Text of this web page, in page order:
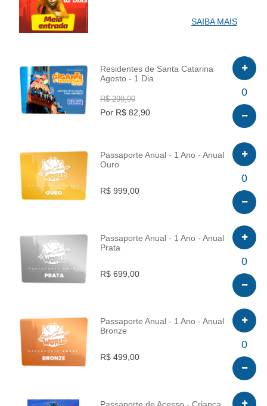
INFO
SAIBA MAIS
INFO
Residentes de Santa Catarina
Agosto - 1 Dia
R$ 299,90
Por R$ 82,90
0
INFO
Passaporte Anual - 1 Ano - Anual
Ouro
R$ 999,00
0
INFO
Passaporte Anual - 1 Ano - Anual
Prata
R$ 699,00
0
INFO
Passaporte Anual - 1 Ano - Anual
Bronze
R$ 499,00
0